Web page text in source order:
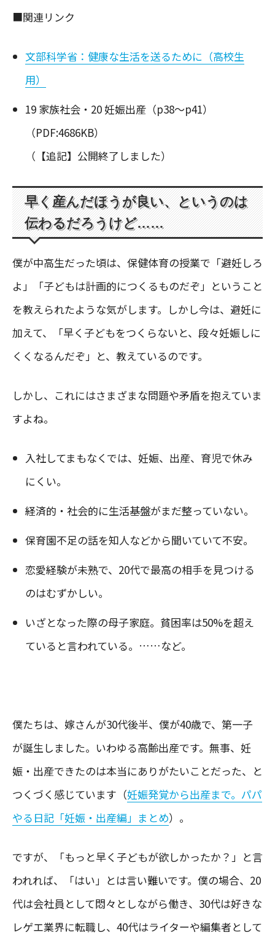
■関連リンク
文部科学省：健康な生活を送るために（高校生
用）
19 家族社会・20 妊娠出産（p38～p41）
（PDF:4686KB）
（【追記】公開終了しました）
早く産んだほうが良い、というのは
伝わるだろうけど……
僕が中高生だった頃は、保健体育の授業で「避妊しろ
よ」「子どもは計画的につくるものだぞ」ということ
を教えられたような気がします。しかし今は、避妊に
加えて、「早く子どもをつくらないと、段々妊娠しに
くくなるんだぞ」と、教えているのです。
しかし、これにはさまざまな問題や矛盾を抱えていま
すよね。
入社してまもなくでは、妊娠、出産、育児で休み
にくい。
経済的・社会的に生活基盤がまだ整っていない。
保育園不足の話を知人などから聞いていて不安。
恋愛経験が未熟で、20代で最高の相手を見つける
のはむずかしい。
いざとなった際の母子家庭。貧困率は50%を超え
ていると言われている。……など。
僕たちは、嫁さんが30代後半、僕が40歳で、第一子
が誕生しました。いわゆる高齢出産です。無事、妊
娠・出産できたのは本当にありがたいことだった、と
つくづく感じています（妊娠発覚から出産まで。パパ
やる日記「妊娠・出産編」まとめ）。
ですが、「もっと早く子どもが欲しかったか？」と言
われれば、「はい」とは言い難いです。僕の場合、20
代は会社員として悶々としながら働き、30代は好きな
レゲエ業界に転職し、40代はライターや編集者として